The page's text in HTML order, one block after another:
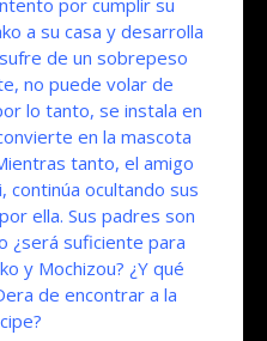
por cumplir su
a su casa y desarrolla
de un sobrepeso
no puede volar de
lo tanto, se instala en
en la mascota
tanto, el amigo
continúa ocultando sus
ella. Sus padres son
¿será suficiente para
y Mochizou? ¿Y qué
de encontrar a la